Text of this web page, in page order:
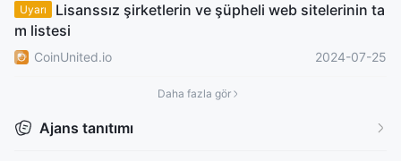
Uyarı
Lisanssız şirketlerin ve şüpheli web sitelerinin ta
m listesi
CoinUnited.io 2024-07-25
Daha fazla gör
Ajans tanıtımı